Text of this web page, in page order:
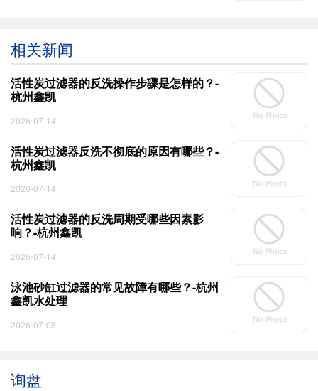
相关新闻
活性炭过滤器的反洗操作步骤是怎样的？-
杭州鑫凯
2026-07-14
活性炭过滤器反洗不彻底的原因有哪些？-
杭州鑫凯
2026-07-14
活性炭过滤器的反洗周期受哪些因素影
响？-杭州鑫凯
2026-07-14
泳池砂缸过滤器的常见故障有哪些？-杭州
鑫凯水处理
2026-07-08
询盘